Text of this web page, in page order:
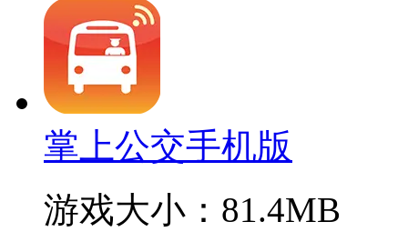
掌上公交手机版
游戏大小：81.4MB